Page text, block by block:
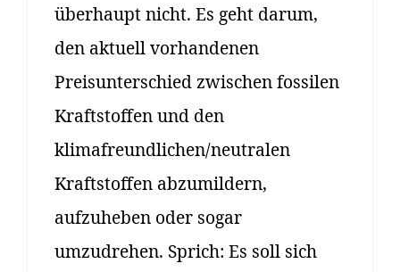
überhaupt nicht. Es geht darum,
den aktuell vorhandenen
Preisunterschied zwischen fossilen
Kraftstoffen und den
klimafreundlichen/neutralen
Kraftstoffen abzumildern,
aufzuheben oder sogar
umzudrehen. Sprich: Es soll sich